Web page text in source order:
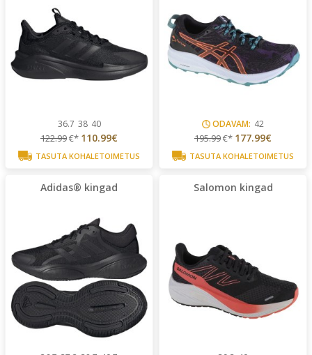
36.7 38 40
122.99€* 110.99€
TASUTA KOHALETOIMETUS
ODAVAM: 42
195.99€* 177.99€
TASUTA KOHALETOIMETUS
Adidas® kingad Salomon kingad